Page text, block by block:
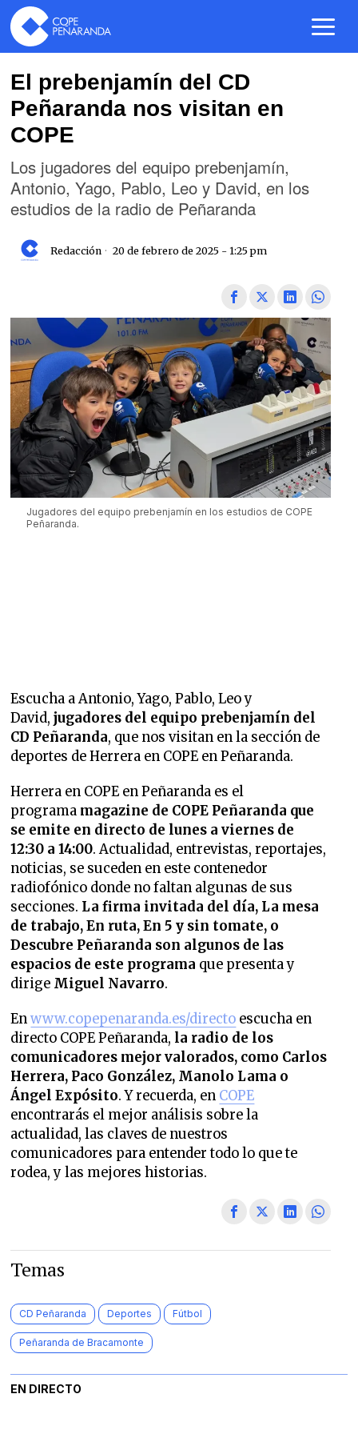
El prebenjamín del CD
Peñaranda nos visitan en
COPE
Los jugadores del equipo prebenjamín,
Antonio, Yago, Pablo, Leo y David, en los
estudios de la radio de Peñaranda
Redacción 20 de febrero de 2025 - 1:25 pm
Jugadores del equipo prebenjamín en los estudios de COPE
Peñaranda.
Escucha a Antonio, Yago, Pablo, Leo y
David, jugadores del equipo prebenjamín del
CD Peñaranda, que nos visitan en la sección de
deportes de Herrera en COPE en Peñaranda.
Herrera en COPE en Peñaranda es el
programa magazine de COPE Peñaranda que
se emite en directo de lunes a viernes de
12:30 a 14:00. Actualidad, entrevistas, reportajes,
noticias, se suceden en este contenedor
radiofónico donde no faltan algunas de sus
secciones. La firma invitada del día, La mesa
de trabajo, En ruta, En 5 y sin tomate, o
Descubre Peñaranda son algunos de las
espacios de este programa que presenta y
dirige Miguel Navarro.
Enwww.copepenaranda.es/directo escucha en
directo COPE Peñaranda, la radio de los
comunicadores mejor valorados, como Carlos
Herrera, Paco González, Manolo Lama o
Ángel Expósito. Y recuerda, en COPE
encontrarás el mejor análisis sobre la
actualidad, las claves de nuestros
comunicadores para entender todo lo que te
rodea, y las mejores historias.
Temas
CD Peñaranda Deportes Fútbol
Peñaranda de Bracamonte
EN DIRECTO